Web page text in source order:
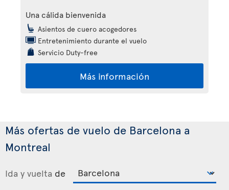
Una cálida bienvenida
Asientos de cuero acogedores
Entretenimiento durante el vuelo
Servicio Duty-free
Más información
Más ofertas de vuelo de Barcelona a
Montreal
Ida y vuelta de